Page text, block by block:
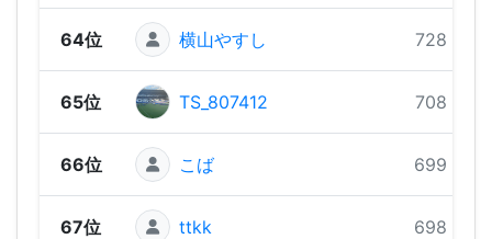
64位 横山やすし 728 pts
65位 TS_807412 708 pts
66位 こば 699 pts
67位 ttkk 698 pts